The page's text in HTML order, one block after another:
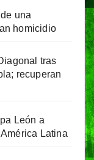
una
homicidio
tras
recuperan
León a
Latina